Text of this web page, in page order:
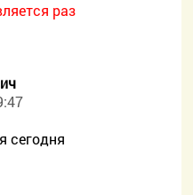
раз
сегодня